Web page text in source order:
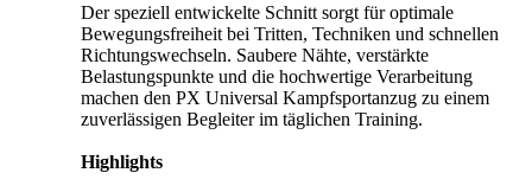
Der speziell entwickelte Schnitt sorgt für optimale
Bewegungsfreiheit bei Tritten, Techniken und schnellen
Richtungswechseln. Saubere Nähte, verstärkte
Belastungspunkte und die hochwertige Verarbeitung
machen den PX Universal Kampfsportanzug zu einem
zuverlässigen Begleiter im täglichen Training.
Highlights